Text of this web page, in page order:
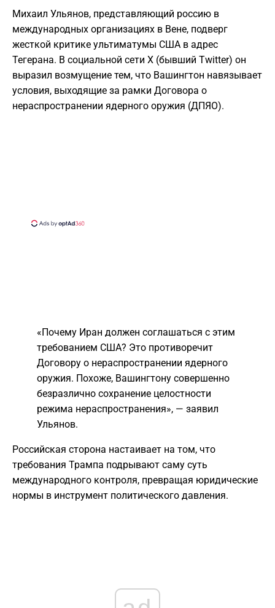
Михаил Ульянов, представляющий россию в
международных организациях в Вене, подверг
жесткой критике ультиматумы США в адрес
Тегерана. В социальной сети X (бывший Twitter) он
выразил возмущение тем, что Вашингтон навязывает
условия, выходящие за рамки Договора о
нераспространении ядерного оружия (ДПЯО).
«Почему Иран должен соглашаться с этим
требованием США? Это противоречит
Договору о нераспространении ядерного
оружия. Похоже, Вашингтону совершенно
безразлично сохранение целостности
режима нераспространения», — заявил
Ульянов.
Российская сторона настаивает на том, что
требования Трампа подрывают саму суть
международного контроля, превращая юридические
нормы в инструмент политического давления.